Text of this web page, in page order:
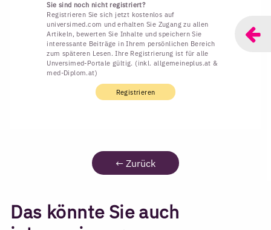
Sie sind noch nicht registriert?
Registrieren Sie sich jetzt kostenlos auf
universimed.com und erhalten Sie Zugang zu allen
Artikeln, bewerten Sie Inhalte und speichern Sie
interessante Beiträge in Ihrem persönlichen Bereich
zum späteren Lesen. Ihre Registrierung ist für alle
Unversimed-Portale gültig. (inkl. allgemeineplus.at &
med-Diplom.at)
Registrieren
← Zurück
Das könnte Sie auch